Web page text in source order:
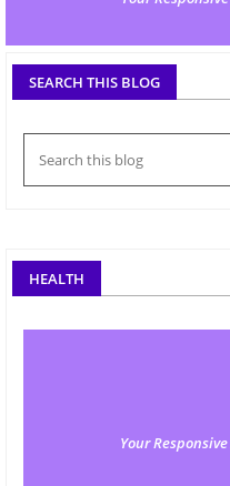
SEARCH THIS BLOG
HEALTH
Your